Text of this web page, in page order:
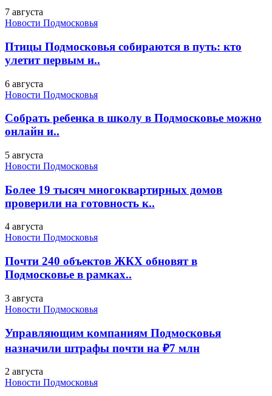
7 августа
Новости Подмосковья
Птицы Подмосковья собираются в путь: кто
улетит первым и..
6 августа
Новости Подмосковья
Собрать ребенка в школу в Подмосковье можно
онлайн и..
5 августа
Новости Подмосковья
Более 19 тысяч многоквартирных домов
проверили на готовность к..
4 августа
Новости Подмосковья
Почти 240 объектов ЖКХ обновят в
Подмосковье в рамках..
3 августа
Новости Подмосковья
Управляющим компаниям Подмосковья
назначили штрафы почти на ₽7 млн
2 августа
Новости Подмосковья